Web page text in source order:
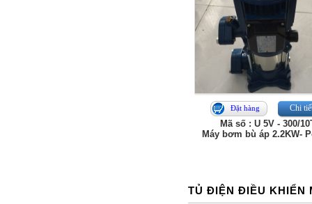
Đặt hàng Chi
Mã số : U 5V - 300/
Máy bơm bù áp 2.2KW-
TỦ ĐIỆN ĐIỀU KHIỂN